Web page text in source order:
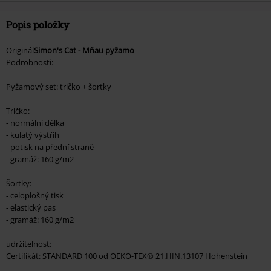
Popis položky
OriginálSimon's Cat - Mňau pyžamo
Podrobnosti:
Pyžamový set: tričko + šortky
Tričko:
- normální délka
- kulatý výstřih
- potisk na přední straně
- gramáž: 160 g/m2
Šortky:
- celoplošný tisk
- elastický pas
- gramáž: 160 g/m2
udržitelnost:
Certifikát: STANDARD 100 od OEKO-TEX® 21.HIN.13107 Hohenstein